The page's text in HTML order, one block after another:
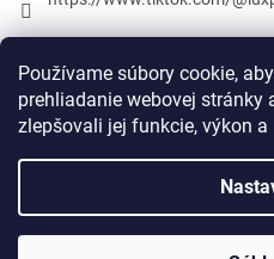
Používame súbory cookie,
prehliadanie webovej stránky
zlepšovali jej funkcie, výkon